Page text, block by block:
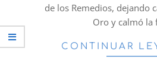
de los Remedios, dejando
Oro y calmó la
CONTINUAR